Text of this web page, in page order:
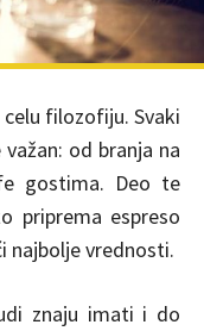
filozofiju. Svaki
od branja na
gostima. Deo te
priprema espreso
najbolje vrednosti.
znaju imati i do